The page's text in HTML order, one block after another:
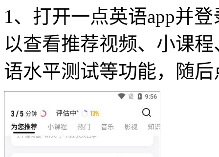
1、打开一点英语app并
以查看推荐视频、小课
语水平测试等功能，随